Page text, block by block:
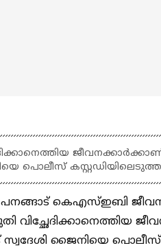
പൊലീസ്
കെഎസ്ഇബി
വിച്ഛേദിക്കാനെത്തിയ
ജൈനിയെ പൊലീസ്